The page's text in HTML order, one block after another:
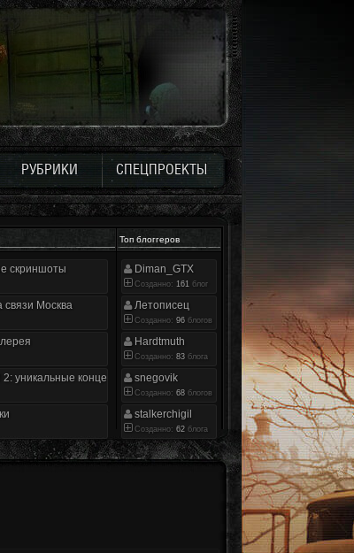
РУБРИКИ СПЕЦПРОЕКТЫ
Топ блоггеров
скриншоты
связи Москва
2: уникальные концепт-арты
Diman_GTX
Созданно: 161 блог
Летописец
Созданно: 96 блогов
Hardtmuth
Созданно: 83 блога
snegovik
Созданно: 68 блогов
stalkerchigil
Созданно: 62 блога